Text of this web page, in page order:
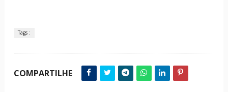
Tags :
COMPARTILHE